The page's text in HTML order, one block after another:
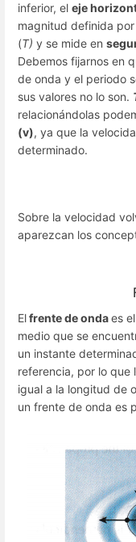
inferior, el eje
magnitud definida
(T) y se mide en
Debemos fijarnos en
de onda y el periodo
sus valores no lo son.
relacionándolas
(v), ya que la
determinado.
Sobre la velocidad
aparezcan los
Elfrente de ondaes
medio que se
un instante
referencia, por lo que
igual a la longitud de
un frente de onda es